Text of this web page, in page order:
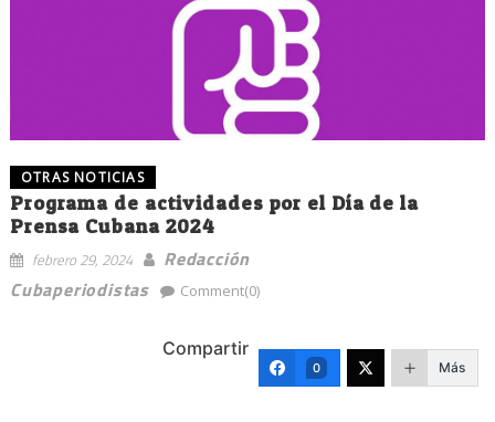
OTRAS NOTICIAS
Programa de actividades por el Día de la
Prensa Cubana 2024
febrero 29, 2024
Redacción
Cubaperiodistas
Comment(0)
Compartir
0 Más